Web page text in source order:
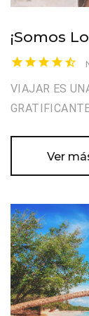
¡Somos
VIAJAR ES
Ver